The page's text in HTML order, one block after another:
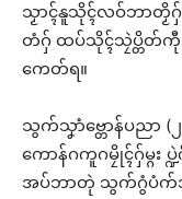
သၟာၚ်နူသိုၚ်လဝ်ဘာတၟိဂှ်
တံဂှ် ထပ်သိုၚ်သၠဲပ္တိတ်ကီု၊
ကေတ်ရ။
သွက်သၞာံဗ္တောန်ပညာ (
ကောန်ဂကူဂမၠိုၚ်ဂှ်မ္ဂ
အပ်ဘာတုဲ သွက်ဂွံပံက်အာ